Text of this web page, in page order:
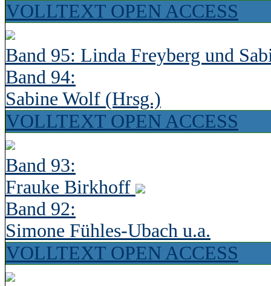
VOLLTEXT OPEN ACCESS
Band 95: Linda Freyberg und
Band 94:
Sabine Wolf (Hrsg.)
VOLLTEXT OPEN ACCESS
Band 93:
Frauke Birkhoff
Band 92:
Simone Fühles-Ubach u.a.
VOLLTEXT OPEN ACCESS